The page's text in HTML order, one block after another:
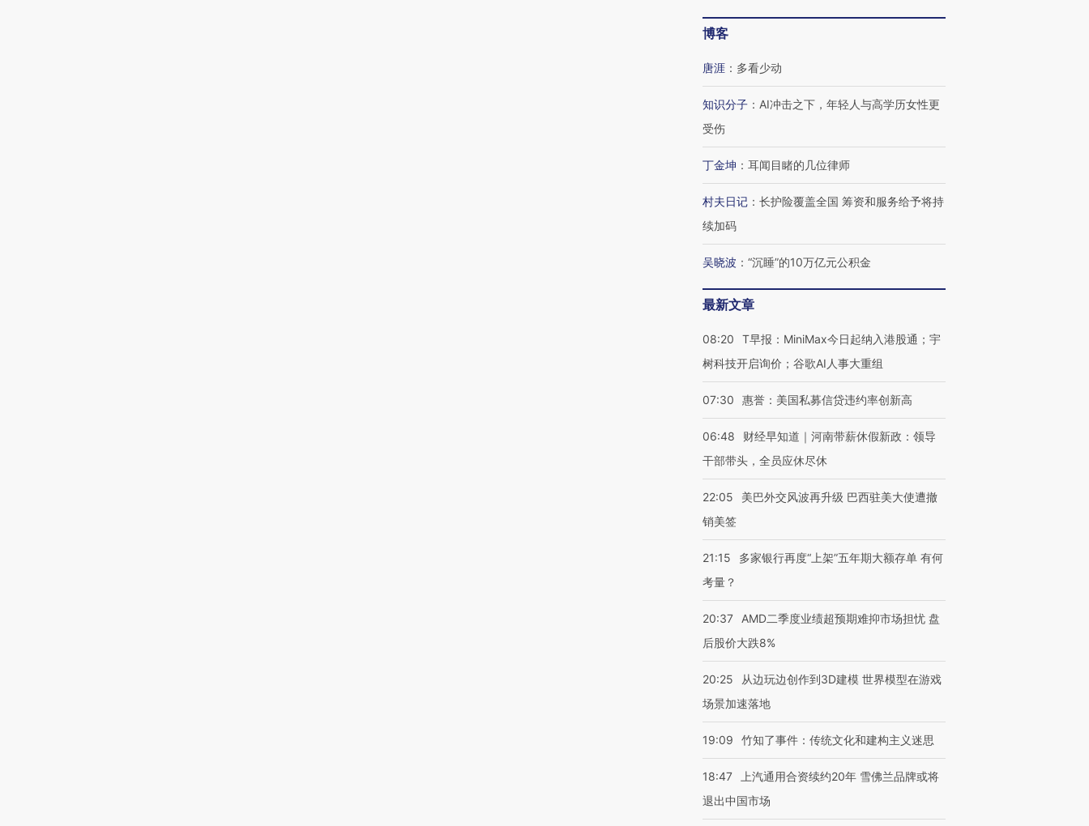
博客
唐涯 ： 多看少动
知识分子 ： AI冲击之下，年轻人与高学历女性更
受伤
丁金坤 ： 耳闻目睹的几位律师
村夫日记 ： 长护险覆盖全国 筹资和服务给予将持
续加码
吴晓波 ： “沉睡”的10万亿元公积金
最新文章
08:20
T早报：MiniMax今日起纳入港股通；宇
树科技开启询价；谷歌AI人事大重组
07:30 惠誉：美国私募信贷违约率创新高
06:48
财经早知道｜河南带薪休假新政：领导
干部带头，全员应休尽休
22:05
美巴外交风波再升级 巴西驻美大使遭撤
销美签
21:15
多家银行再度“上架”五年期大额存单 有何
考量？
20:37
AMD二季度业绩超预期难抑市场担忧 盘
后股价大跌8%
20:25
从边玩边创作到3D建模 世界模型在游戏
场景加速落地
19:09 竹知了事件：传统文化和建构主义迷思
18:47
上汽通用合资续约20年 雪佛兰品牌或将
退出中国市场